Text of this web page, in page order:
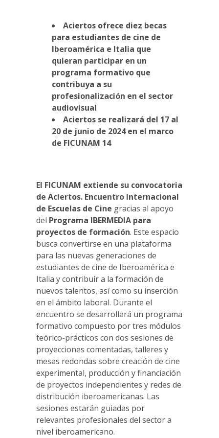
Aciertos ofrece diez becas
para estudiantes de cine de
Iberoamérica e Italia que
quieran participar en un
programa formativo que
contribuya a su
profesionalización en el sector
audiovisual
Aciertos se realizará del 17 al
20 de junio de 2024 en el marco
de FICUNAM 14
El FICUNAM extiende su convocatoria
de Aciertos. Encuentro Internacional
de Escuelas de Cine gracias al apoyo
del Programa IBERMEDIA para
proyectos de formación. Este espacio
busca convertirse en una plataforma
para las nuevas generaciones de
estudiantes de cine de Iberoamérica e
Italia y contribuir a la formación de
nuevos talentos, así como su inserción
en el ámbito laboral. Durante el
encuentro se desarrollará un programa
formativo compuesto por tres módulos
teórico-prácticos con dos sesiones de
proyecciones comentadas, talleres y
mesas redondas sobre creación de cine
experimental, producción y financiación
de proyectos independientes y redes de
distribución iberoamericanas. Las
sesiones estarán guiadas por
relevantes profesionales del sector a
nivel iberoamericano.